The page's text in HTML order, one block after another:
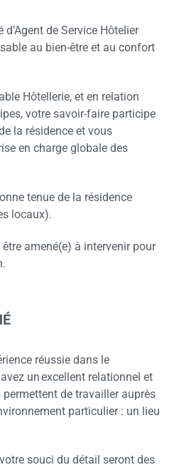
de Service Hôtelier
au bien-être et au confort
Hôtellerie, et en relation
votre savoir-faire participe
la résidence et vous
en charge globale des
tenue de la résidence
locaux).
amené(e) à intervenir pour
réussie dans le
un excellent relationnel et
permettent de travailler auprès
particulier : un lieu
souci du détail seront des